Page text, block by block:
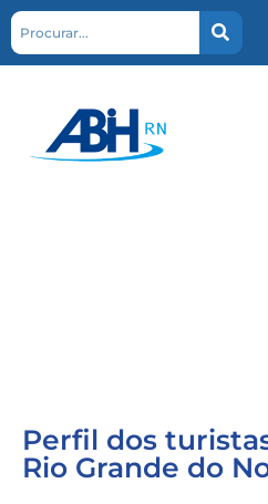
Perfil dos
Rio Grande do